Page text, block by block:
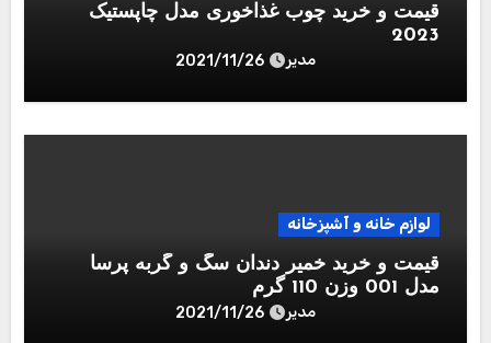
قیمت و خرید چوب غذاخوری مدل چاپستیک
2023
مدیر 2021/11/26
لوازم خانه و آشپزخانه
قیمت و خرید خمیر دندان سگ و گربه پرسا
مدل 001 وزن 110 گرم
مدیر 2021/11/26